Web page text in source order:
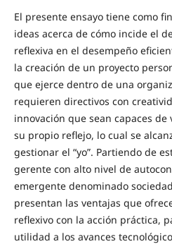
El presente ensayo tiene como
ideas acerca de cómo incide el
reflexiva en el desempeño
la creación de un proyecto
que ejerce dentro de una
requieren directivos con
innovación que sean capaces
su propio reflejo, lo cual se
gestionar el “yo”. Partiendo de
gerente con alto nivel de
emergente denominado
presentan las ventajas que
reflexivo con la acción práctica,
utilidad a los avances